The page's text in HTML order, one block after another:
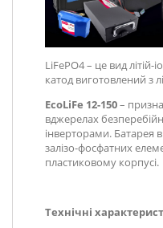
LiFePO4 – це вид
катод виготовлений з
EcoLiFe 12-150–
вджерелах
інверторами. Батарея
залізо-фосфатних
пластиковому корпусі.
Технічні